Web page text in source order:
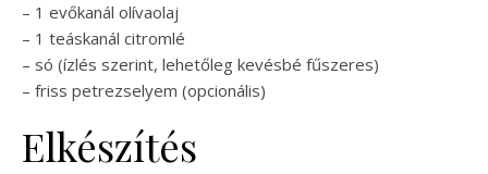
– 1 evőkanál olívaolaj
– 1 teáskanál citromlé
– só (ízlés szerint, lehetőleg kevésbé fűszeres)
– friss petrezselyem (opcionális)
Elkészítés